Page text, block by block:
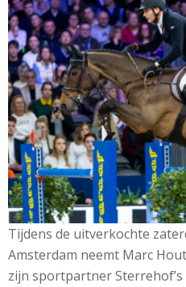
Tijdens de uitverkochte
Amsterdam neemt Marc
zijn sportpartner